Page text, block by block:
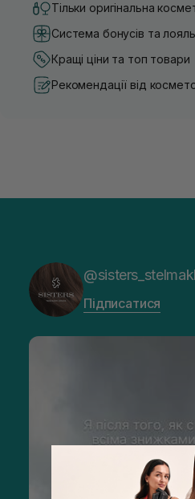
Тільки оригінальна
Система бонусів та
Кращі ціни та топ товари
Рекомендації від
Підписатися